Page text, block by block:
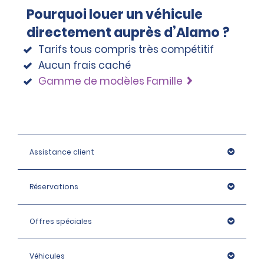
Pourquoi louer un véhicule
directement auprès d’Alamo ?
Tarifs tous compris très compétitif
Aucun frais caché
Gamme de modèles Famille
Assistance client
Réservations
Offres spéciales
Véhicules